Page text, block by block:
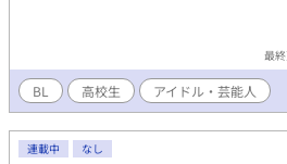
最
BL 高校生 アイドル・芸能人
連載中 なし